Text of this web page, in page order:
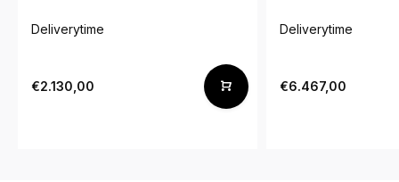
Deliverytime
€2.130,00
Deliverytime
€6.467,00